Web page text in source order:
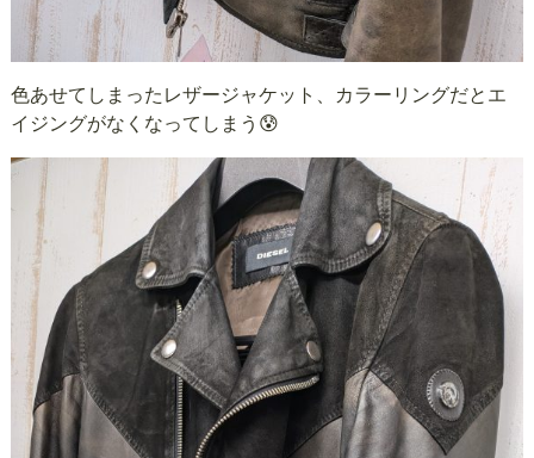
色あせてしまったレザージャケット、カラーリングだとエ
イジングがなくなってしまう😰